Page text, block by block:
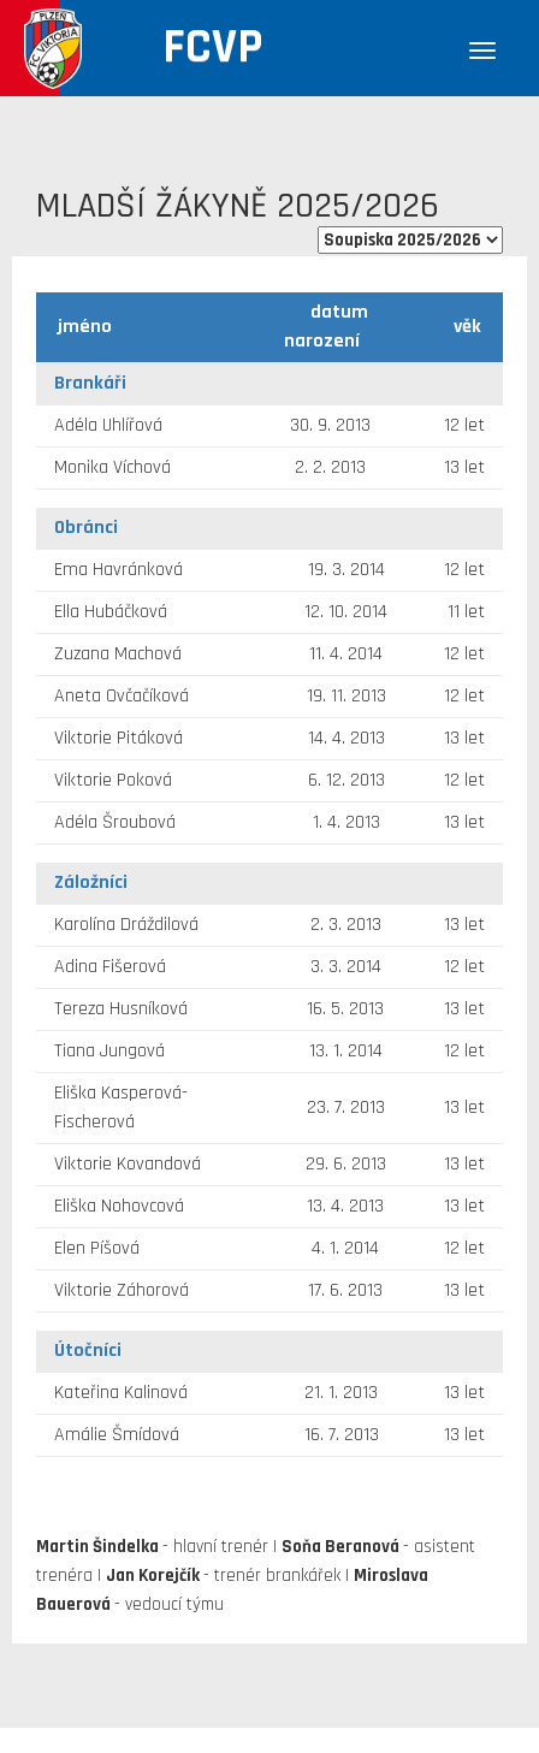
FCVP
MLADŠÍ ŽÁKYNĚ 2025/2026
jméno
datum
narození
věk
Brankáři
Adéla Uhlířová
30. 9. 2013
12 let
Monika Víchová
2. 2. 2013 13 let
Obránci
Ema Havránková
19. 3. 2014
12 let
Ella Hubáčková
12. 10. 2014
11 let
Zuzana Machová
11. 4. 2014
12 let
Aneta Ovčačíková
19. 11. 2013
12 let
Viktorie Pitáková
14. 4. 2013
13 let
Viktorie Poková
6. 12. 2013
12 let
Adéla Šroubová
1. 4. 2013 13 let
Záložníci
Karolína Dráždilová
2. 3. 2013
13 let
Adina Fišerová
3. 3. 2014
12 let
Tereza Husníková
16. 5. 2013
13 let
Tiana Jungová
13. 1. 2014
12 let
Eliška Kasperová-
Fischerová
23. 7. 2013 13 let
Viktorie Kovandová 29. 6. 2013
13 let
Eliška Nohovcová
13. 4. 2013
13 let
Elen Píšová
4. 1. 2014
12 let
Viktorie Záhorová
17. 6. 2013 13 let
Útočníci
Kateřina Kalinová
21. 1. 2013
13 let
Amálie Šmídová
16. 7. 2013 13 let
Martin Šindelka - hlavní trenér | Soňa Beranová - asistent
trenéra | Jan Korejčík- trenér brankářek | Miroslava
Bauerová - vedoucí týmu